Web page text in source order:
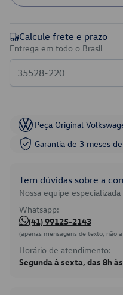
Calcule frete e prazo
Entrega em todo o Brasil
Peça Original
Garantia de 3 meses
Tem dúvidas sobre a
Nossa equipe
Whatsapp:
(41) 99125-2143
(apenas mensagens de texto, não
Horário de atendimento:
Segunda à sexta, das 8h